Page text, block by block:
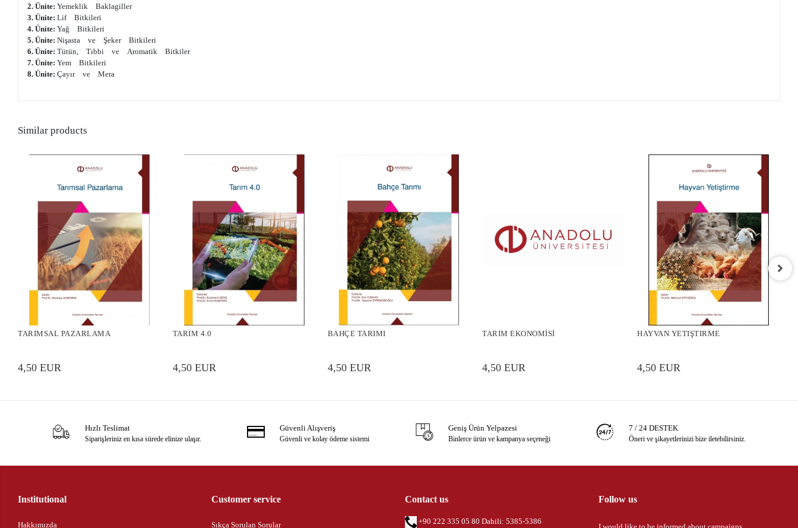
2. Ünite: Yemeklik Baklagiller
3. Ünite: Lif Bitkileri
4. Ünite: Yağ Bitkileri
5. Ünite: Nişasta ve Şeker Bitkileri
6. Ünite: Tütün, Tıbbi ve Aromatik Bitkiler
7. Ünite: Yem Bitkileri
8. Ünite: Çayır ve Mera
Similar products
TARIMSAL PAZARLAMA
4,50 EUR
TARIM 4.0
4,50 EUR
BAHÇE TARIMI
4,50 EUR
TARIM EKONOMİSİ
4,50 EUR
HAYVAN YETIŞTIRME
4,50 EUR
Hızlı Teslimat
Siparişleriniz en kısa sürede elinize ulaşır.
Güvenli Alışveriş
Güvenli ve kolay ödeme sistemi
Geniş Ürün Yelpazesi
Binlerce ürün ve kampanya seçeneği
7 / 24 DESTEK
Öneri ve şikayetlerinizi bize iletebilirsiniz.
Institutional
Hakkımızda
Customer service
Sıkça Sorulan Sorular
Contact us
+90 222 335 05 80 Dahili: 5385-5386
Follow us